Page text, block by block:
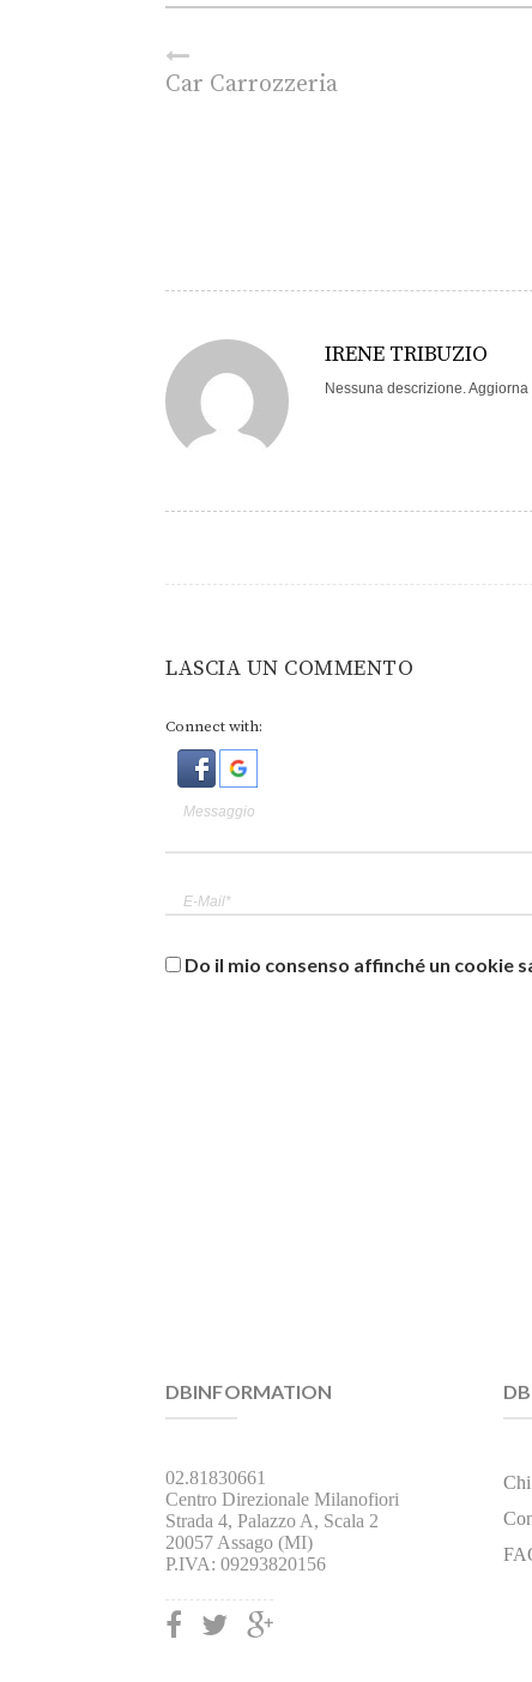
Car Carrozzeria
IRENE TRIBUZIO
Nessuna descrizione.
LASCIA UN COMMENTO
Connect with:
Do il mio consenso affinché un cookie
DBINFORMATION
02.81830661
Centro Direzionale Milanofiori
Strada 4, Palazzo A, Scala 2
20057 Assago (MI)
P.IVA: 09293820156